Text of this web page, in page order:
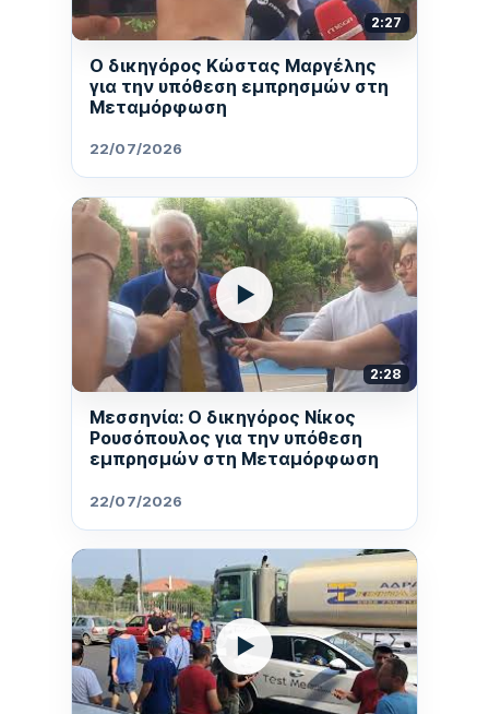
2:27
Ο δικηγόρος Κώστας Μαργέλης
για την υπόθεση εμπρησμών στη
Μεταμόρφωση
22/07/2026
▶
2:28
Μεσσηνία: Ο δικηγόρος Νίκος
Ρουσόπουλος για την υπόθεση
εμπρησμών στη Μεταμόρφωση
22/07/2026
▶